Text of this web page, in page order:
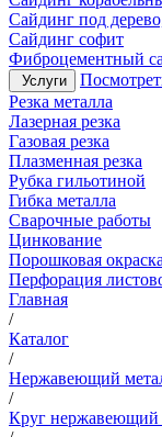
Сайдинг под
Сайдинг софит
Фиброцементный
Услуги
Резка металла
Лазерная резка
Газовая резка
Плазменная резка
Рубка гильотиной
Гибка металла
Сварочные работы
Цинкование
Порошковая окраска
Перфорация
Главная
/
Каталог
/
Нержавеющий
/
Круг нержавеющий